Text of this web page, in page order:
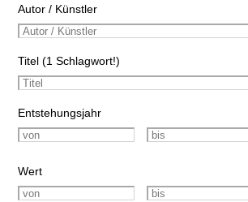
Autor / Künstler
Titel (1 Schlagwort!)
Entstehungsjahr
Wert